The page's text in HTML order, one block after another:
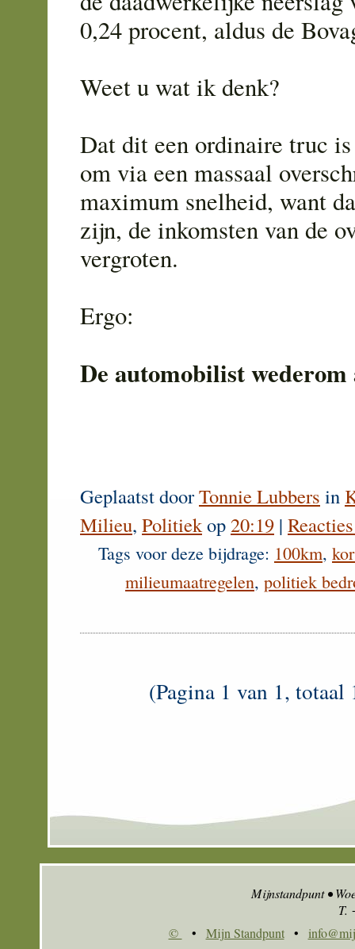
0,24 procent, aldus de
Weet u wat ik denk?
Dat dit een ordinaire truc
om via een massaal
maximum snelheid, want
zijn, de inkomsten van de
vergroten.
Ergo:
De automobilist wederom
Geplaatst doorTonnie Lubbers in
Milieu, Politiekop20:19 |
Tags voor deze bijdrage: 100km,
milieumaatregelen, politiek
(Pagina 1 van 1,
Mijnstandpunt •
T.
©
• Mijn Standpunt •